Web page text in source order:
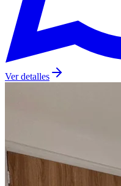
Ver detalles